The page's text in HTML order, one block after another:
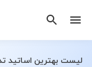
لیست بهترین